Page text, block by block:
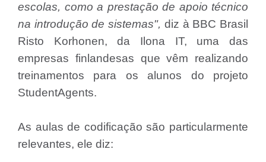
escolas, como a prestação de apoio técnico
na introdução de sistemas", diz à BBC Brasil
Risto Korhonen, da Ilona IT, uma das
empresas finlandesas que vêm realizando
treinamentos para os alunos do projeto
StudentAgents.
As aulas de codificação são particularmente
relevantes, ele diz: